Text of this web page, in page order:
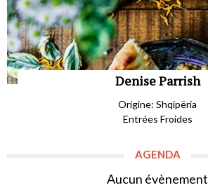
Denise Parrish
Origine: Shqipëria
Entrées Froides
AGENDA
Aucun évènement